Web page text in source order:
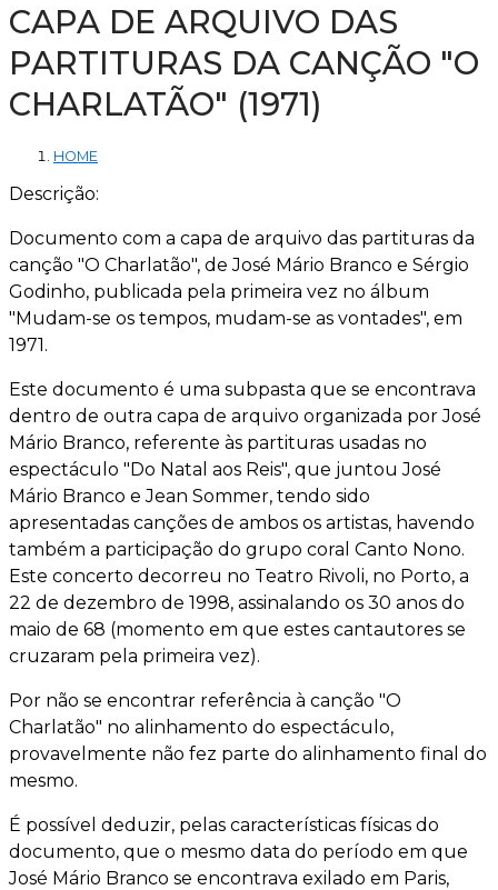
CAPA DE ARQUIVO DAS
PARTITURAS DA CANÇÃO "O
CHARLATÃO" (1971)
HOME
Descrição:
Documento com a capa de arquivo das partituras da
canção "O Charlatão", de José Mário Branco e Sérgio
Godinho, publicada pela primeira vez no álbum
"Mudam-se os tempos, mudam-se as vontades", em
1971.
Este documento é uma subpasta que se encontrava
dentro de outra capa de arquivo organizada por José
Mário Branco, referente às partituras usadas no
espectáculo "Do Natal aos Reis", que juntou José
Mário Branco e Jean Sommer, tendo sido
apresentadas canções de ambos os artistas, havendo
também a participação do grupo coral Canto Nono.
Este concerto decorreu no Teatro Rivoli, no Porto, a
22 de dezembro de 1998, assinalando os 30 anos do
maio de 68 (momento em que estes cantautores se
cruzaram pela primeira vez).
Por não se encontrar referência à canção "O
Charlatão" no alinhamento do espectáculo,
provavelmente não fez parte do alinhamento final do
mesmo.
É possível deduzir, pelas características físicas do
documento, que o mesmo data do período em que
José Mário Branco se encontrava exilado em Paris,